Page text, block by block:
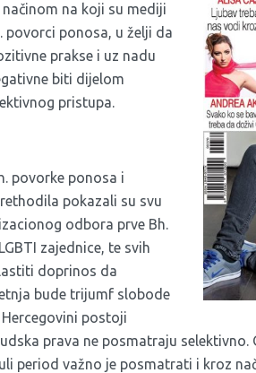
na koji su mediji
povorci ponosa, u želji da
prakse i uz nadu
biti dijelom
pristupa.
povorke ponosa i
pokazali su svu
odbora prve Bh.
zajednice, te svih
doprinos da
bude trijumf slobode
postoji
prava ne posmatraju selektivno.
period važno je posmatrati i kroz